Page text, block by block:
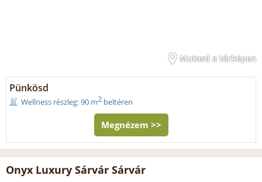
Mutasd a térképen
Pünkösd
Wellness részleg: 90 m2 beltéren
Megnézem >>
Onyx Luxury Sárvár Sárvár